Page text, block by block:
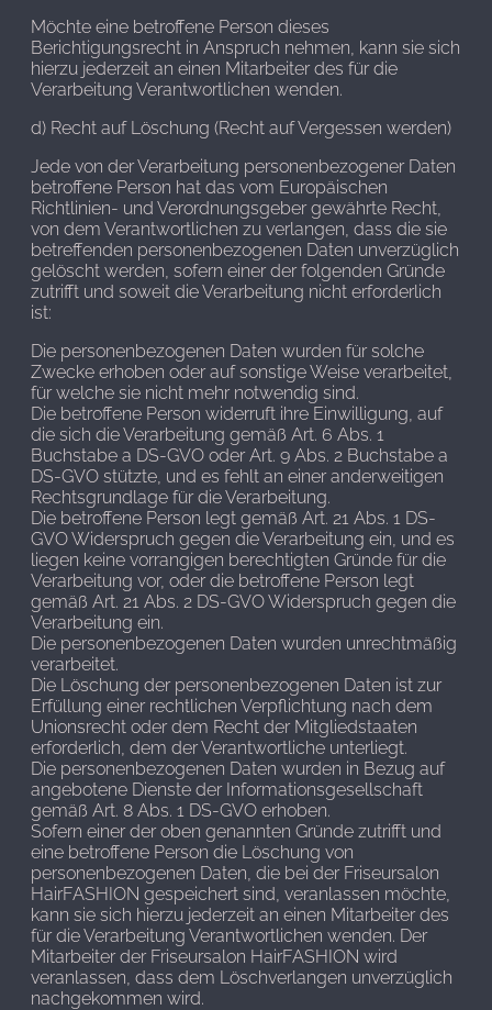
Möchte eine betroffene Person dieses
Berichtigungsrecht in Anspruch nehmen, kann sie sich
hierzu jederzeit an einen Mitarbeiter des für die
Verarbeitung Verantwortlichen wenden.
d) Recht auf Löschung (Recht auf Vergessen werden)
Jede von der Verarbeitung personenbezogener Daten
betroffene Person hat das vom Europäischen
Richtlinien- und Verordnungsgeber gewährte Recht,
von dem Verantwortlichen zu verlangen, dass die sie
betreffenden personenbezogenen Daten unverzüglich
gelöscht werden, sofern einer der folgenden Gründe
zutrifft und soweit die Verarbeitung nicht erforderlich
ist:
Die personenbezogenen Daten wurden für solche
Zwecke erhoben oder auf sonstige Weise verarbeitet,
für welche sie nicht mehr notwendig sind.
Die betroffene Person widerruft ihre Einwilligung, auf
die sich die Verarbeitung gemäß Art. 6 Abs. 1
Buchstabe a DS-GVO oder Art. 9 Abs. 2 Buchstabe a
DS-GVO stützte, und es fehlt an einer anderweitigen
Rechtsgrundlage für die Verarbeitung.
Die betroffene Person legt gemäß Art. 21 Abs. 1 DS-
GVO Widerspruch gegen die Verarbeitung ein, und es
liegen keine vorrangigen berechtigten Gründe für die
Verarbeitung vor, oder die betroffene Person legt
gemäß Art. 21 Abs. 2 DS-GVO Widerspruch gegen die
Verarbeitung ein.
Die personenbezogenen Daten wurden unrechtmäßig
verarbeitet.
Die Löschung der personenbezogenen Daten ist zur
Erfüllung einer rechtlichen Verpflichtung nach dem
Unionsrecht oder dem Recht der Mitgliedstaaten
erforderlich, dem der Verantwortliche unterliegt.
Die personenbezogenen Daten wurden in Bezug auf
angebotene Dienste der Informationsgesellschaft
gemäß Art. 8 Abs. 1 DS-GVO erhoben.
Sofern einer der oben genannten Gründe zutrifft und
eine betroffene Person die Löschung von
personenbezogenen Daten, die bei der Friseursalon
HairFASHION gespeichert sind, veranlassen möchte,
kann sie sich hierzu jederzeit an einen Mitarbeiter des
für die Verarbeitung Verantwortlichen wenden. Der
Mitarbeiter der Friseursalon HairFASHION wird
veranlassen, dass dem Löschverlangen unverzüglich
nachgekommen wird.